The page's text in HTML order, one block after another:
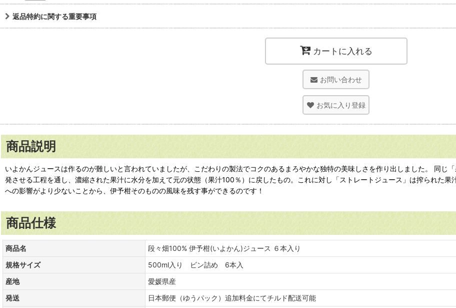
返品特約に関する重要事項
カートに入れる
お問い合わせ
お気に入り登録
商品説明
いよかんジュースは作るのが難しいと言われていましたが、こだわりの製法でコクのあるまろやかな独特の美味しさを作り出しました。 同じ
発させる工程を通し、濃縮された果汁に水分を加えて元の状態（果汁100％）に戻したもの。これに対し「ストレートジュース」は搾られた
への影響がより少ないことから、伊予柑そのものの風味を残す事ができるのです！
商品仕様
商品名
段々畑100% 伊予柑(いよかん)ジュース ６本入り
規格サイズ
500ml入り ビン詰め 6本入
産地
愛媛県産
発送
日本郵便（ゆうパック）追加料金にてチルド配送可能